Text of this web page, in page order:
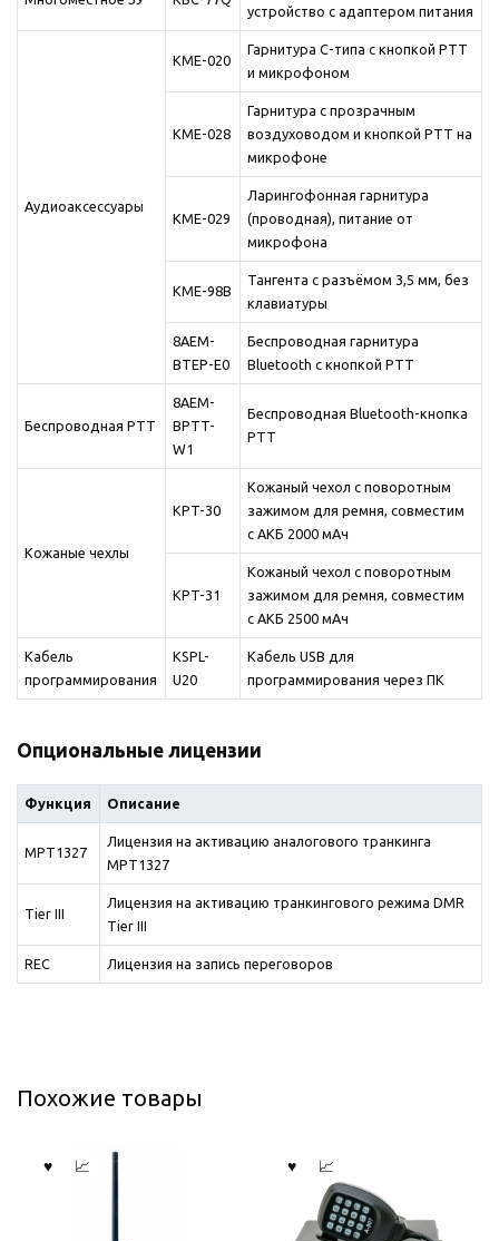
устройство с адаптером питания
Аудиоаксессуары
KME-020
Гарнитура С-типа с кнопкой PTT
и микрофоном
KME-028
Гарнитура с прозрачным
воздуховодом и кнопкой PTT на
микрофоне
KME-029
Ларингофонная гарнитура
(проводная), питание от
микрофона
KME-98B
Тангента с разъёмом 3,5 мм, без
клавиатуры
8AEM-
BTEP-E0
Беспроводная гарнитура
Bluetooth с кнопкой PTT
Беспроводная PTT
8AEM-
BPTT-
W1
Беспроводная Bluetooth-кнопка
PTT
Кожаные чехлы
KPT-30
Кожаный чехол с поворотным
зажимом для ремня, совместим
с АКБ 2000 мАч
KPT-31
Кожаный чехол с поворотным
зажимом для ремня, совместим
с АКБ 2500 мАч
Кабель
программирования
KSPL-
U20
Кабель USB для
программирования через ПК
Опциональные лицензии
Функция Описание
MPT1327
Лицензия на активацию аналогового транкинга
MPT1327
Tier III
Лицензия на активацию транкингового режима DMR
Tier III
REC Лицензия на запись переговоров
Похожие товары